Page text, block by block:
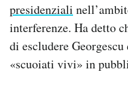
presidenziali
interferenze. Ha detto
di escludere Georgescu
«scuoiati vivi» in